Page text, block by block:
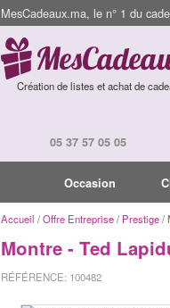
MesCadeaux.ma, le n° 1 du
Création de listes et achat de
05 37 57 05 05
Occasion
Accueil /Offre Entreprise/ Prestige/
Montre - Ted
RÉFÉRENCE: 100482